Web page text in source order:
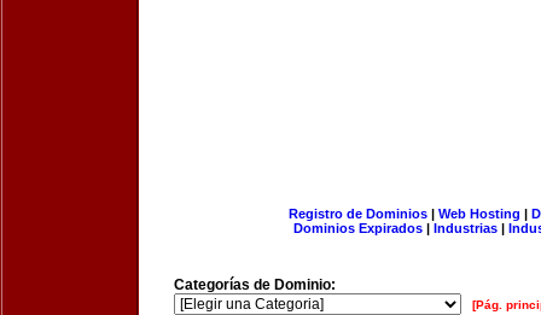
Registro de Dominios| Web Hosting |
Dominios Expirados | Industrias |
Categorías de Dominio:
[Pág.